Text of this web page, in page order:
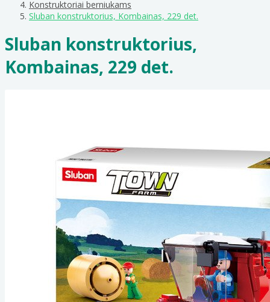
Konstruktoriai berniukams
Sluban konstruktorius, Kombainas, 229 det.
Sluban konstruktorius,
Kombainas, 229 det.